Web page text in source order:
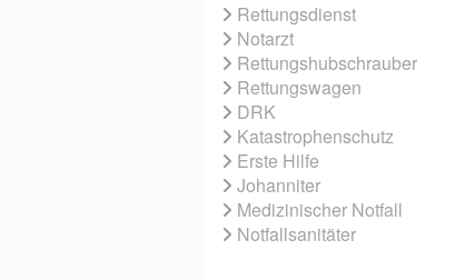
Rettungsdienst
Notarzt
Rettungshubschrauber
Rettungswagen
DRK
Katastrophenschutz
Erste Hilfe
Johanniter
Medizinischer Notfall
Notfallsanitäter